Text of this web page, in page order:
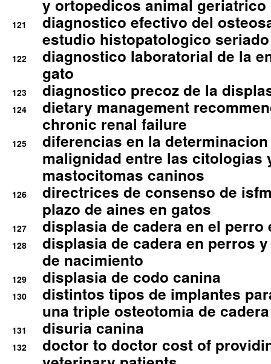
y ortopedicos animal geriatrico
121
diagnostico efectivo del
estudio histopatologico seriado
122
diagnostico laboratorial de la
gato
123 diagnostico precoz de la
124
dietary management
chronic renal failure
125
diferencias en la
malignidad entre las citologias
mastocitomas caninos
126
directrices de consenso de
plazo de aines en gatos
127 displasia de cadera en el perro
128
displasia de cadera en perros
de nacimiento
129 displasia de codo canina
130
distintos tipos de implantes
una triple osteotomia de cadera
131 disuria canina
132
doctor to doctor cost of